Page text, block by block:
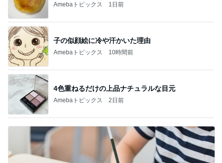
Amebaトピックス 1日前
子の似顔絵に冷や汗かいた理由
Amebaトピックス 10時間前
4色重ねるだけの上品ナチュラルな目元
Amebaトピックス 2日前